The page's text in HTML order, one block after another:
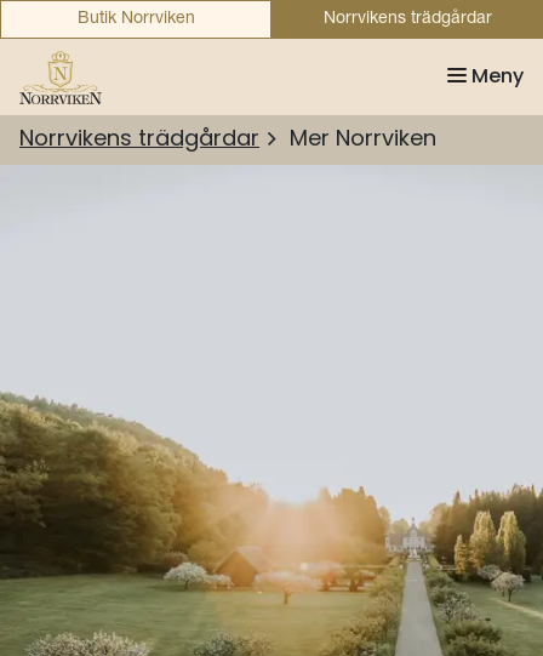
Butik Norrviken Norrvikens trädgårdar
Meny
Norrvikens trädgårdar Mer Norrviken